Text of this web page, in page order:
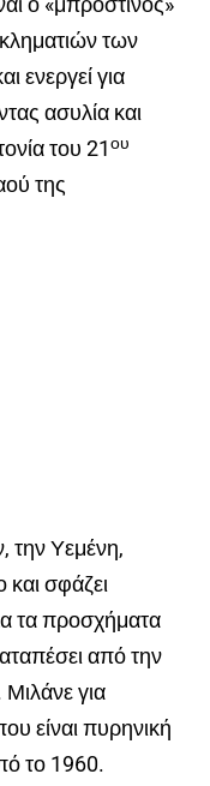
των
ενεργεί για
ασυλία και
του 21ου
της
την Υεμένη,
και σφάζει
τα προσχήματα
από την
Μιλάνε για
είναι πυρηνική
το 1960.